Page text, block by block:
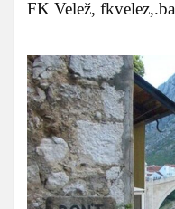
FK Velež, fkvelez,.ba